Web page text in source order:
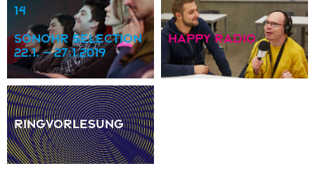
14
sonOhr Selection
22.1. – 27.1.2019
Happy Radio
Ringvorlesung